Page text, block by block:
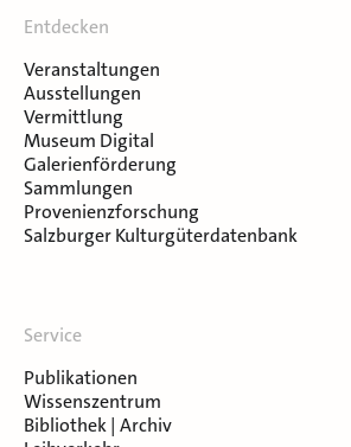
Entdecken
Veranstaltungen
Ausstellungen
Vermittlung
Museum Digital
Galerienförderung
Sammlungen
Provenienzforschung
Salzburger Kulturgüterdatenbank
Service
Publikationen
Wissenszentrum
Bibliothek | Archiv